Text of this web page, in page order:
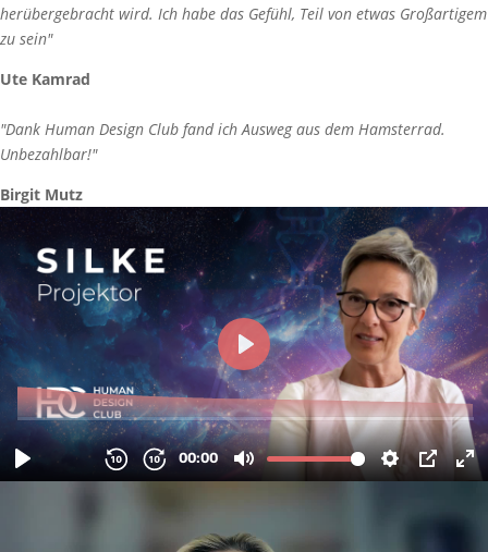
herübergebracht wird. Ich habe das Gefühl, Teil von etwas Großartigem
zu sein"
Ute Kamrad
"Dank Human Design Club fand ich Ausweg aus dem Hamsterrad.
Unbezahlbar!"
Birgit Mutz